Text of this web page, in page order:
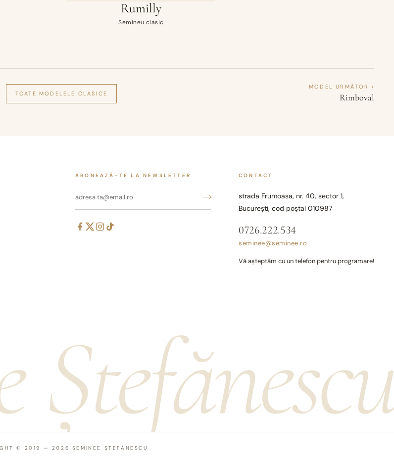
Rumilly
Semineu clasic
TOATE MODELELE CLASICE
MODEL URMĂTOR ›
Rimboval
ABONEAZĂ-TE LA NEWSLETTER CONTACT
strada Frumoasa, nr. 40, sector 1,
București, cod poștal 010987
0726.222.534
seminee@seminee.ro
Vă așteptăm cu un telefon pentru programare!
© 2019 — 2026 SEMINEE ȘTEFĂNESCU